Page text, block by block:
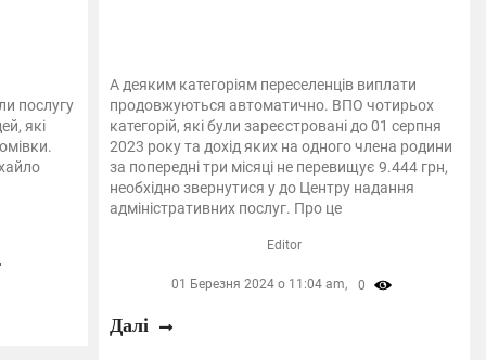
послугу
які
А деяким категоріям переселенців виплати
продовжуються автоматично. ВПО чотирьох
категорій, які були зареєстровані до 01 серпня
2023 року та дохід яких на одного члена родини
за попередні три місяці не перевищує 9.444 грн,
необхідно звернутися у до Центру надання
адміністративних послуг. Про це
Editor
01 Березня 2024 о 11:04 am, 0
Далі